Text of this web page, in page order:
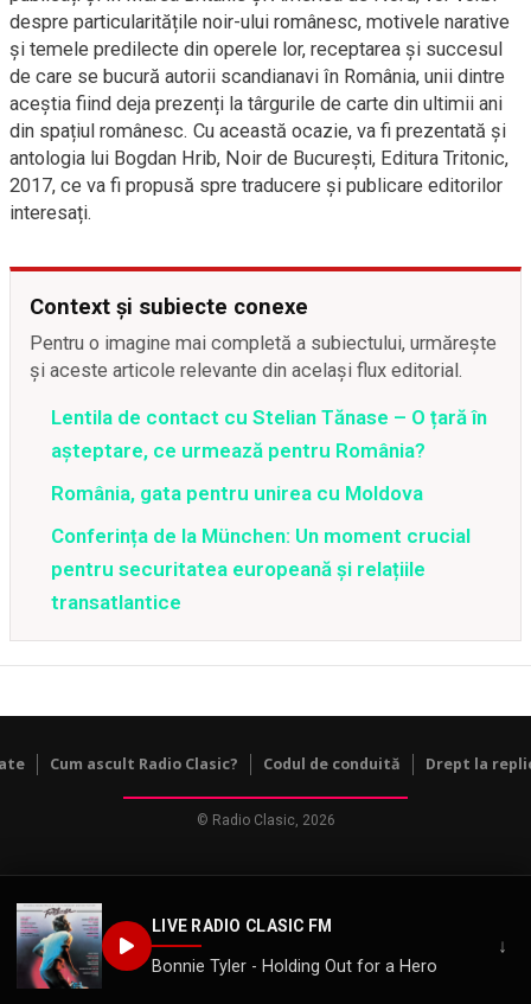
LIVE RADIO CLASIC FM
Bonnie Tyler - Holding Out for a Hero
↓
despre particularitățile noir-ului românesc, motivele narative
și temele predilecte din operele lor, receptarea și succesul
de care se bucură autorii scandianavi în România, unii dintre
aceștia fiind deja prezenți la târgurile de carte din ultimii ani
din spațiul românesc. Cu această ocazie, va fi prezentată și
antologia lui Bogdan Hrib, Noir de București, Editura Tritonic,
2017, ce va fi propusă spre traducere și publicare editorilor
interesați.
Context și subiecte conexe
Pentru o imagine mai completă a subiectului, urmărește
și aceste articole relevante din același flux editorial.
Lentila de contact cu Stelian Tănase – O țară în
așteptare, ce urmează pentru România?
România, gata pentru unirea cu Moldova
Conferința de la München: Un moment crucial
pentru securitatea europeană și relațiile
transatlantice
Cum ascult Radio Clasic? Codul de conduită Drept la
© Radio Clasic, 2026